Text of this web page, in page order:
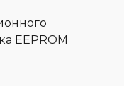
EEPROM